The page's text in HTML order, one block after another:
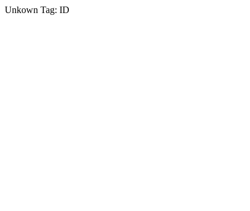
Unkown Tag: ID